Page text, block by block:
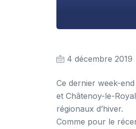
4 décembre 2019
Ce dernier week-
et Châtenoy-le-
régionaux d’hiver.
Comme pour le